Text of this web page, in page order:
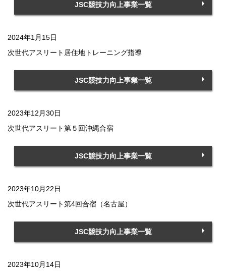
JSC競技力向上事業一覧
2024年1月15日
次世代アスリート居住地トレーニング指導
JSC競技力向上事業一覧
2023年12月30日
次世代アスリート第５回沖縄合宿
JSC競技力向上事業一覧
2023年10月22日
次世代アスリート第4回合宿（名古屋）
JSC競技力向上事業一覧
2023年10月14日